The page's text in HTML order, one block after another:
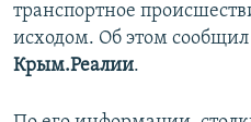
транспортное
исходом. Об этом
Крым.Реалии.